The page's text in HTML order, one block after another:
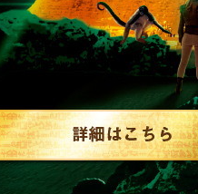
ご相談／
でのお問